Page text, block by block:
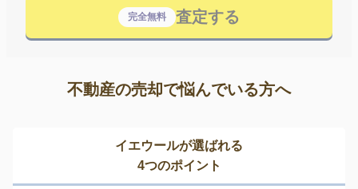
完全無料 査定する
不動産の売却で悩んでいる方へ
イエウールが選ばれる
4つのポイント